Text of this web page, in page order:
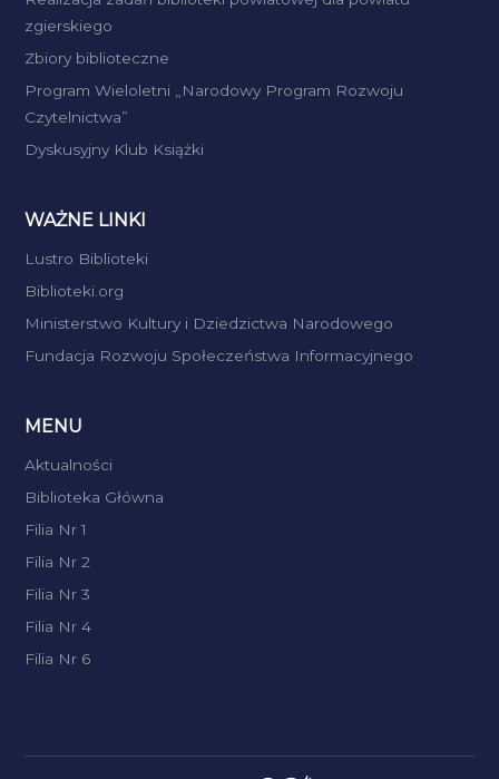
zgierskiego
Zbiory biblioteczne
Program Wieloletni „Narodowy Program Rozwoju
Czytelnictwa”
Dyskusyjny Klub Książki
WAŻNE LINKI
Lustro Biblioteki
Biblioteki.org
Ministerstwo Kultury i Dziedzictwa Narodowego
Fundacja Rozwoju Społeczeństwa Informacyjnego
MENU
Aktualności
Biblioteka Główna
Filia Nr 1
Filia Nr 2
Filia Nr 3
Filia Nr 4
Filia Nr 6